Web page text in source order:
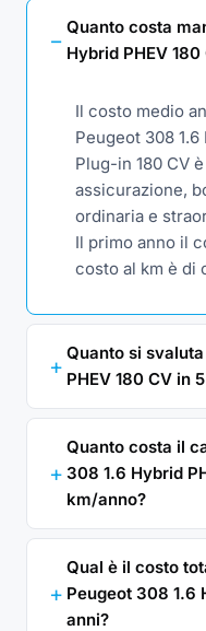
Quanto costa
Hybrid PHEV
Il costo medio
Peugeot 308 1.6
Plug-in 180 CV
assicurazione,
ordinaria e
Il primo anno il
costo al km è di
Quanto si
PHEV 180 CV in
Quanto costa il
308 1.6 Hybrid
km/anno?
Qual è il costo
Peugeot 308 1.6
anni?